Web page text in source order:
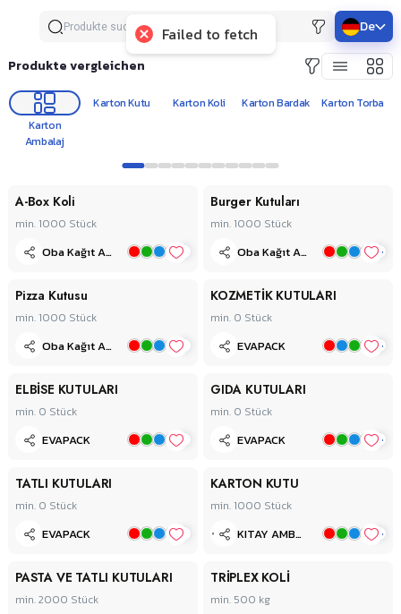
De
Produkte vergleichen
Karton
Ambalaj
Karton Kutu Karton Koli Karton Bardak Karton Torba
1 2 3 4 5 6 7 8 91011
A-Box Koli
min. 1000 Stück
Oba Kağıt Ambalaj A.Ş. +
Burger Kutuları
min. 1000 Stück
Oba Kağıt Ambalaj A.Ş. +
Pizza Kutusu
min. 1000 Stück
Oba Kağıt Ambalaj A.Ş. +
KOZMETİK KUTULARI
min. 0 Stück
EVAPACK +
ELBİSE KUTULARI
min. 0 Stück
EVAPACK +
GIDA KUTULARI
min. 0 Stück
EVAPACK +
TATLI KUTULARI
min. 0 Stück
EVAPACK +
KARTON KUTU
min. 1000 Stück
KITAY AMBALAJ +
PASTA VE TATLI KUTULARI
min. 2000 Stück
TRİPLEX KOLİ
min. 500 kg
Failed to fetch